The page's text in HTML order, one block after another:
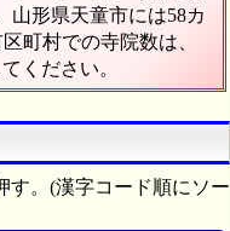
山形県天童市には58カ
町村での寺院数は、
ください。
す。(漢字コード順にソー